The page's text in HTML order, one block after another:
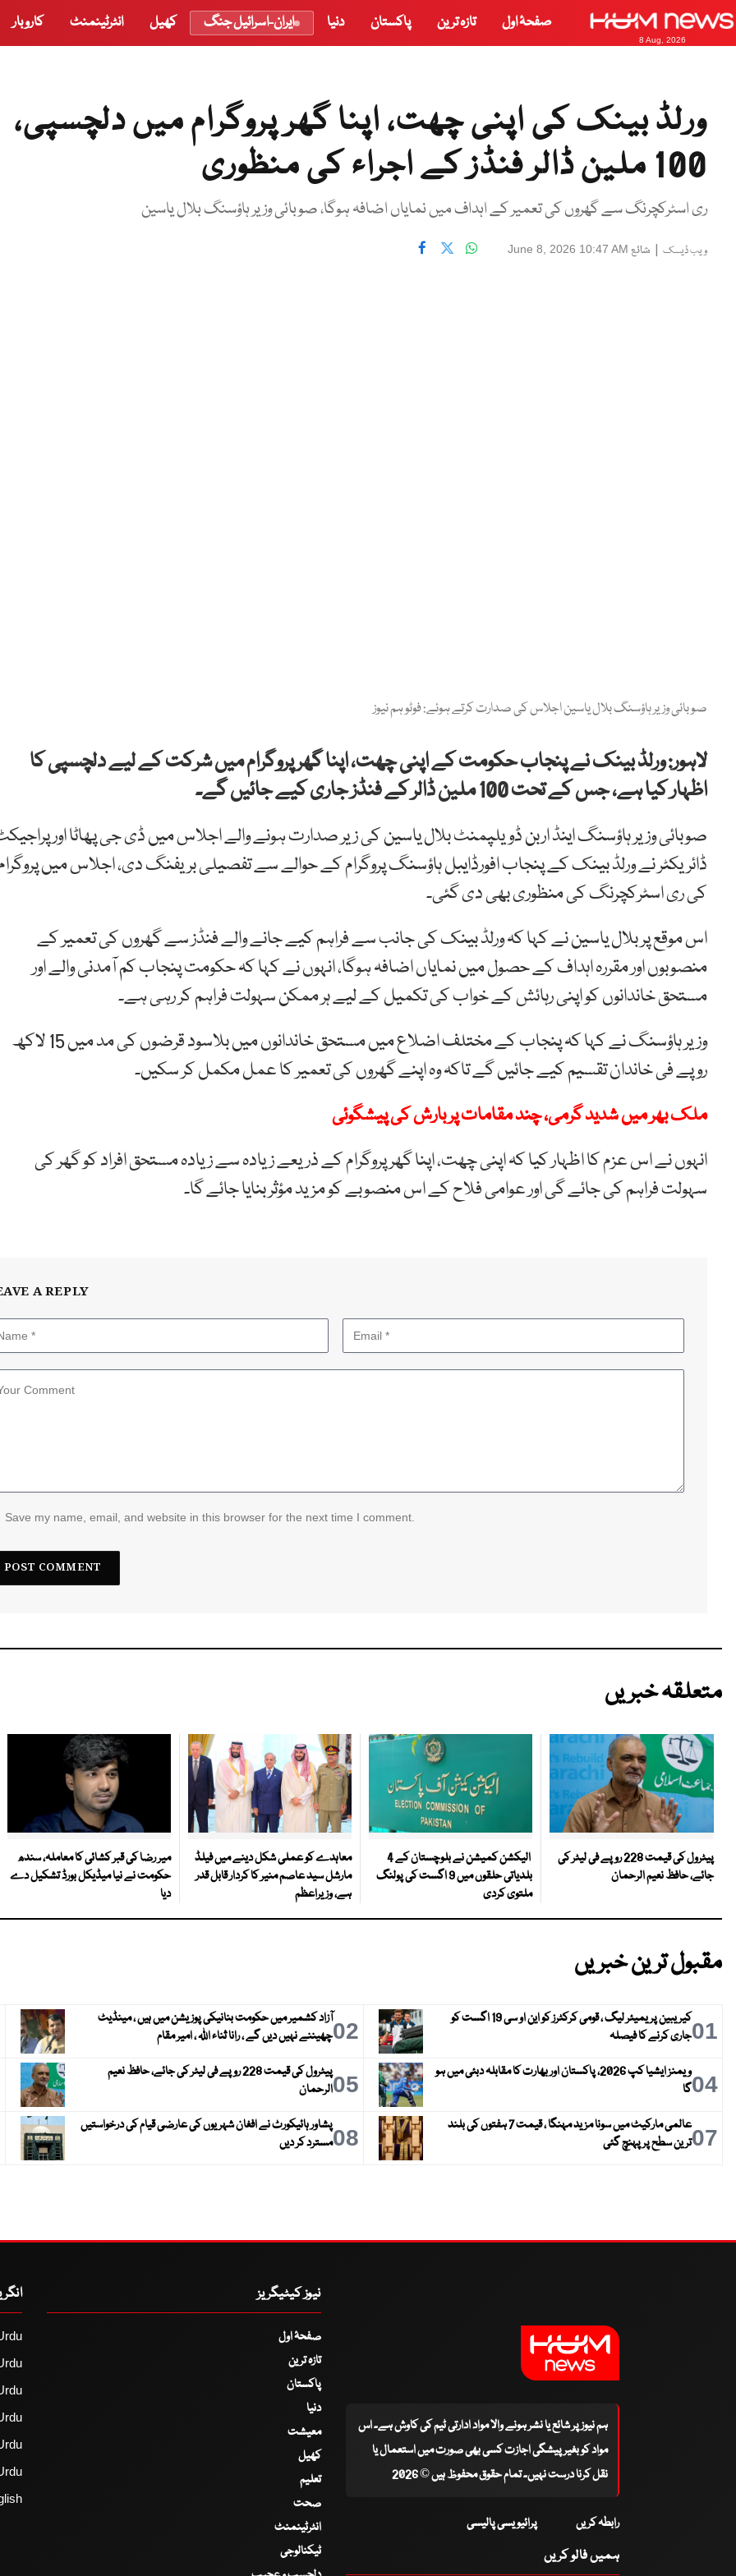
8 Aug, 2026
صفحۂ اول تازہ ترین پاکستان دنیا ایران-اسرائیل جنگ کھیل انٹرٹینمنٹ کاروبار
ورلڈ بینک کی اپنی چھت، اپنا گھر پروگرام میں دلچسپی،
100 ملین ڈالر فنڈز کے اجراء کی منظوری
ری اسٹرکچرنگ سے گھروں کی تعمیر کے اہداف میں نمایاں اضافہ ہوگا، صوبائی وزیر ہاؤسنگ بلال یاسین
ویب ڈیسک | شائع June 8, 2026 10:47 AM
صوبائی وزیر ہاؤسنگ بلال یاسین اجلاس کی صدارت کرتے ہوئے: فوٹو ہم نیوز
لاہور: ورلڈ بینک نے پنجاب حکومت کے اپنی چھت، اپنا گھر پروگرام میں شرکت کے لیے دلچسپی کا
اظہار کیا ہے، جس کے تحت 100 ملین ڈالر کے فنڈز جاری کیے جائیں گے۔
صوبائی وزیر ہاؤسنگ اینڈ اربن ڈویلپمنٹ بلال یاسین کی زیر صدارت ہونے والے اجلاس میں ڈی جی پھاٹا اور
ڈائریکٹر نے ورلڈ بینک کے پنجاب افورڈایبل ہاؤسنگ پروگرام کے حوالے سے تفصیلی بریفنگ دی، اجلاس میں
کی ری اسٹرکچرنگ کی منظوری بھی دی گئی۔
اس موقع پر بلال یاسین نے کہا کہ ورلڈ بینک کی جانب سے فراہم کیے جانے والے فنڈز سے گھروں کی تعمیر کے
منصوبوں اور مقررہ اہداف کے حصول میں نمایاں اضافہ ہوگا، انہوں نے کہا کہ حکومت پنجاب کم آمدنی والے اور
مستحق خاندانوں کو اپنی رہائش کے خواب کی تکمیل کے لیے ہر ممکن سہولت فراہم کر رہی ہے۔
وزیر ہاؤسنگ نے کہا کہ پنجاب کے مختلف اضلاع میں مستحق خاندانوں میں بلاسود قرضوں کی مد میں 15 لاکھ
روپے فی خاندان تقسیم کیے جائیں گے تاکہ وہ اپنے گھروں کی تعمیر کا عمل مکمل کر سکیں۔
ملک بھر میں شدید گرمی، چند مقامات پر بارش کی پیشگوئی
انہوں نے اس عزم کا اظہار کیا کہ اپنی چھت، اپنا گھر پروگرام کے ذریعے زیادہ سے زیادہ مستحق افراد کو گھر کی
سہولت فراہم کی جائے گی اور عوامی فلاح کے اس منصوبے کو مزید مؤثر بنایا جائے گا۔
A REPLY
Save my name, email, and website in this browser for the next time I comment.
متعلقہ خبریں
پیٹرول کی قیمت 228 روپے فی لیٹر کی
جائے، حافظ نعیم الرحمان
الیکشن کمیشن نے بلوچستان کے 4
بلدیاتی حلقوں میں 9 اگست کی پولنگ
ملتوی کردی
معاہدے کو عملی شکل دینے میں فیلڈ
مارشل سید عاصم منیر کا کردار قابل قدر
ہے، وزیراعظم
میر رضا کی قبر کشائی کا معاملہ، سندھ
حکومت نے نیا میڈیکل بورڈ تشکیل دے
دیا
مقبول ترین خبریں
01
کیریبین پریمیئر لیگ ، قومی کرکٹرز کو این او سی 19 اگست کو
جاری کرنے کا فیصلہ
02آزاد کشمیر میں حکومت بنانیکی پوزیشن میں ہیں ، مینڈیٹ
چھیننے نہیں دیں گے ، رانا ثناء اللہ ، امیر مقام
04
ویمنز ایشیا کپ 2026، پاکستان اور بھارت کا مقابلہ دبئی میں ہو
گا
05
پیٹرول کی قیمت 228 روپے فی لیٹر کی جائے، حافظ نعیم
الرحمان
07
عالمی مارکیٹ میں سونا مزید مہنگا ، قیمت 7 ہفتوں کی بلند
ترین سطح پر پہنچ گئی
08پشاور ہائیکورٹ نے افغان شہریوں کی عارضی قیام کی درخواستیں
مسترد کر دیں
ہم نیوز پر شائع یا نشر ہونے والا مواد ادارتی ٹیم کی کاوش ہے۔ اس
مواد کو بغیر پیشگی اجازت کسی بھی صورت میں استعمال یا
نقل کرنا درست نہیں۔ تمام حقوق محفوظ ہیں © 2026
رابطہ کریں پرائیویسی پالیسی
ہمیں فالو کریں
نیوز کیٹیگریز
صفحۂ اول
تازہ ترین
پاکستان
دنیا
معیشت
کھیل
تعلیم
صحت
انٹرٹینمنٹ
ٹیکنالوجی